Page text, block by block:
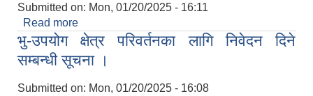
Submitted on: Mon, 01/20/2025 - 16:11
Read more
कार्यालय, ताप्लेजुङको सूचना)
भु-उपयोग क्षेत्र परिवर्तनका लागि निवेदन दिने
सम्बन्धी सूचना ।
Submitted on: Mon, 01/20/2025 - 16:08